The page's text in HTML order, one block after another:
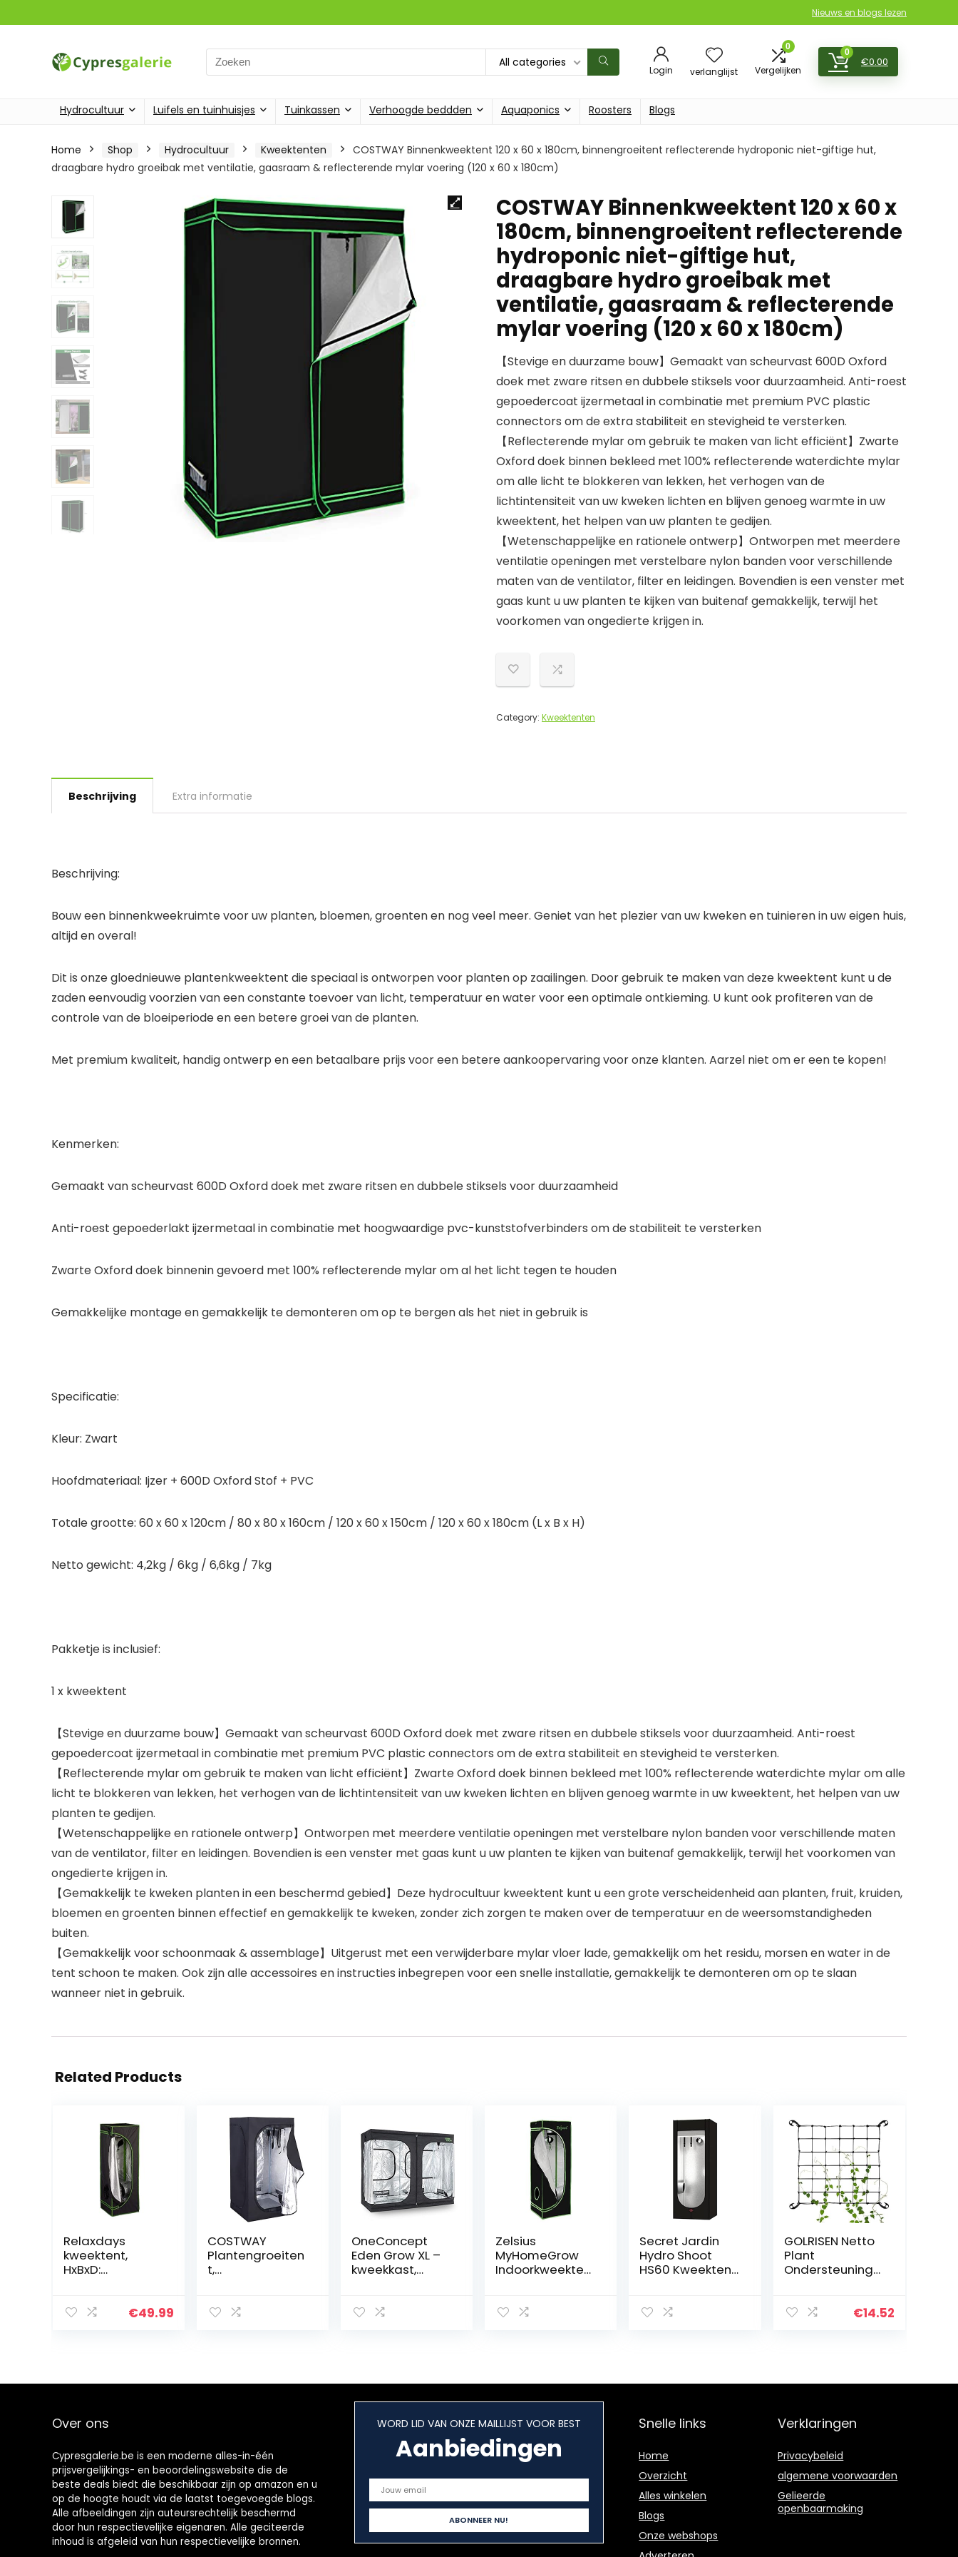
Nieuws en blogs lezen
Search
for:
All categories
Login verlanglijst
0
Vergelijken
0
€0.00
Hydrocultuur Luifels en tuinhuisjes Tuinkassen Verhoogde beddden Aquaponics Roosters Blogs
Home Shop Hydrocultuur Kweektenten
COSTWAY Binnenkweektent 120 x 60 x 180cm, binnengroeitent reflecterende hydroponic niet-giftige hut,
draagbare hydro groeibak met ventilatie, gaasraam & reflecterende mylar voering (120 x 60 x 180cm)
COSTWAY Binnenkweektent 120 x 60 x
180cm, binnengroeitent reflecterende
hydroponic niet-giftige hut,
draagbare hydro groeibak met
ventilatie, gaasraam & reflecterende
mylar voering (120 x 60 x 180cm)
【Stevige en duurzame bouw】Gemaakt van scheurvast 600D Oxford
doek met zware ritsen en dubbele stiksels voor duurzaamheid. Anti-roest
gepoedercoat ijzermetaal in combinatie met premium PVC plastic
connectors om de extra stabiliteit en stevigheid te versterken.
【Reflecterende mylar om gebruik te maken van licht efficiënt】Zwarte
Oxford doek binnen bekleed met 100% reflecterende waterdichte mylar
om alle licht te blokkeren van lekken, het verhogen van de
lichtintensiteit van uw kweken lichten en blijven genoeg warmte in uw
kweektent, het helpen van uw planten te gedijen.
【Wetenschappelijke en rationele ontwerp】Ontworpen met meerdere
ventilatie openingen met verstelbare nylon banden voor verschillende
maten van de ventilator, filter en leidingen. Bovendien is een venster met
gaas kunt u uw planten te kijken van buitenaf gemakkelijk, terwijl het
voorkomen van ongedierte krijgen in.
Category: Kweektenten
Beschrijving Extra informatie
Beschrijving:
Bouw een binnenkweekruimte voor uw planten, bloemen, groenten en nog veel meer. Geniet van het plezier van uw kweken en tuinieren in uw eigen huis,
altijd en overal!
Dit is onze gloednieuwe plantenkweektent die speciaal is ontworpen voor planten op zaailingen. Door gebruik te maken van deze kweektent kunt u de
zaden eenvoudig voorzien van een constante toevoer van licht, temperatuur en water voor een optimale ontkieming. U kunt ook profiteren van de
controle van de bloeiperiode en een betere groei van de planten.
Met premium kwaliteit, handig ontwerp en een betaalbare prijs voor een betere aankoopervaring voor onze klanten. Aarzel niet om er een te kopen!
Kenmerken:
Gemaakt van scheurvast 600D Oxford doek met zware ritsen en dubbele stiksels voor duurzaamheid
Anti-roest gepoederlakt ijzermetaal in combinatie met hoogwaardige pvc-kunststofverbinders om de stabiliteit te versterken
Zwarte Oxford doek binnenin gevoerd met 100% reflecterende mylar om al het licht tegen te houden
Gemakkelijke montage en gemakkelijk te demonteren om op te bergen als het niet in gebruik is
Specificatie:
Kleur: Zwart
Hoofdmateriaal: Ijzer + 600D Oxford Stof + PVC
Totale grootte: 60 x 60 x 120cm / 80 x 80 x 160cm / 120 x 60 x 150cm / 120 x 60 x 180cm (L x B x H)
Netto gewicht: 4,2kg / 6kg / 6,6kg / 7kg
Pakketje is inclusief:
1 x kweektent
【Stevige en duurzame bouw】Gemaakt van scheurvast 600D Oxford doek met zware ritsen en dubbele stiksels voor duurzaamheid. Anti-roest
gepoedercoat ijzermetaal in combinatie met premium PVC plastic connectors om de extra stabiliteit en stevigheid te versterken.
【Reflecterende mylar om gebruik te maken van licht efficiënt】Zwarte Oxford doek binnen bekleed met 100% reflecterende waterdichte mylar om alle
licht te blokkeren van lekken, het verhogen van de lichtintensiteit van uw kweken lichten en blijven genoeg warmte in uw kweektent, het helpen van uw
planten te gedijen.
【Wetenschappelijke en rationele ontwerp】Ontworpen met meerdere ventilatie openingen met verstelbare nylon banden voor verschillende maten
van de ventilator, filter en leidingen. Bovendien is een venster met gaas kunt u uw planten te kijken van buitenaf gemakkelijk, terwijl het voorkomen van
ongedierte krijgen in.
【Gemakkelijk te kweken planten in een beschermd gebied】Deze hydrocultuur kweektent kunt u een grote verscheidenheid aan planten, fruit, kruiden,
bloemen en groenten binnen effectief en gemakkelijk te kweken, zonder zich zorgen te maken over de temperatuur en de weersomstandigheden
buiten.
【Gemakkelijk voor schoonmaak & assemblage】Uitgerust met een verwijderbare mylar vloer lade, gemakkelijk om het residu, morsen en water in de
tent schoon te maken. Ook zijn alle accessoires en instructies inbegrepen voor een snelle installatie, gemakkelijk te demonteren om op te slaan
wanneer niet in gebruik.
Related Products
Relaxdays
kweektent,
HxBxD:
reflectiefolie
€49.99
COSTWAY
Plantengroeiten
t,
Hydroponic
Gaasraam,
Nylon Riemen &
Reflecterende
Mylar Voering
voor Tuinbouw
Groenteplant
(80 x 80 x
160cm)
OneConcept
Eden Grow XL –
kweekkast,
L, 240x120x200
ppen,
ondoorzichtige
reflecterende
binnencoating,
Zelsius
MyHomeGrow
Indoorkweekten
Secret Jardin
Hydro Shoot
HS60 Kweektent
GOLRISEN Netto
Plant
Ondersteuning
maten netten
€14.52
Over ons
Cypresgalerie.be is een moderne alles-in-één
prijsvergelijkings- en beoordelingswebsite die de
beste deals biedt die beschikbaar zijn op amazon en u
op de hoogte houdt via de laatst toegevoegde blogs.
Alle afbeeldingen zijn auteursrechtelijk beschermd
door hun respectievelijke eigenaren. Alle geciteerde
inhoud is afgeleid van hun respectievelijke bronnen.
WORD LID VAN ONZE MAILLIJST VOOR BEST
Aanbiedingen
Snelle links
Home
Overzicht
Alles winkelen
Blogs
Onze webshops
Verklaringen
Privacybeleid
algemene voorwaarden
Gelieerde
openbaarmaking